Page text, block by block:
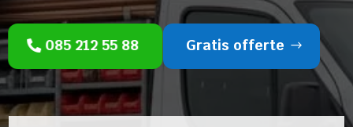
085 212 55 88 Gratis offerte